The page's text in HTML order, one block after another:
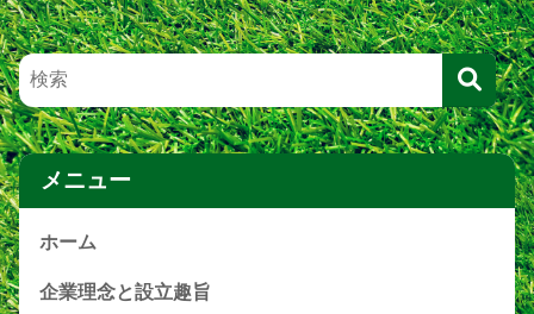
メニュー
ホーム
企業理念と設立趣旨